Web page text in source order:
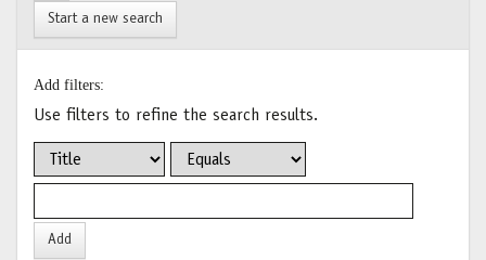
Start a new search
Add filters:
Use filters to refine the search results.